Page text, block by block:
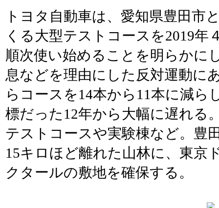
トヨタ自動車は、愛知県豊田市
くる大型テストコースを2019年
順次使い始めることを明らかに
息などを理由にした反対運動に
らコースを14本から11本に減ら
標だった12年から大幅に遅れる
テストコースや実験棟など。豊
15キロほど離れた山林に、東京
クタールの敷地を確保する。